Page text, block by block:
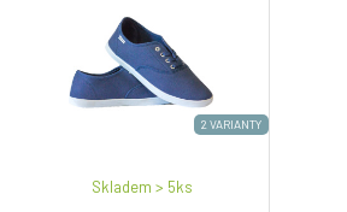
2 VARIANTY
Skladem > 5ks